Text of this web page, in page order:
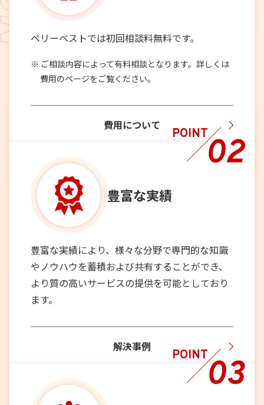
ベリーベストでは初回相談料無料です。
ご相談内容によって有料相談となります。詳しくは
費用のページをご覧ください。
費用について
POINT02
豊富な実績
豊富な実績により、様々な分野で専門的な知識
やノウハウを蓄積および共有することができ、
より質の高いサービスの提供を可能としており
ます。
解決事例
POINT03